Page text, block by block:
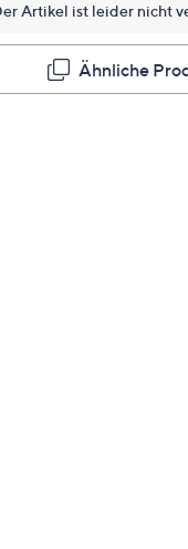
Artikel ist leider nicht
Ähnliche